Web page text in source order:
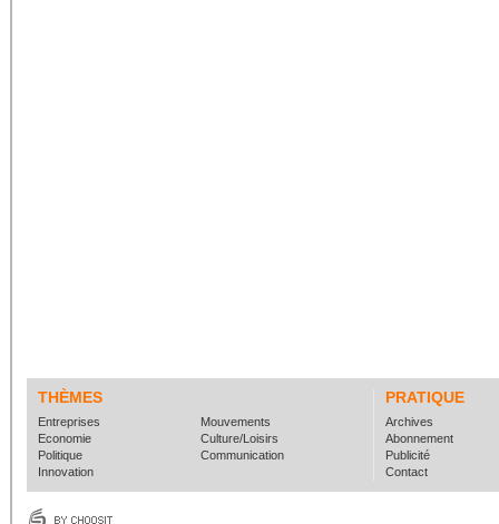
THÈMES PRATIQUE
Entreprises
Economie
Politique
Innovation
Mouvements
Culture/Loisirs
Communication
Archives
Abonnement
Publicité
Contact